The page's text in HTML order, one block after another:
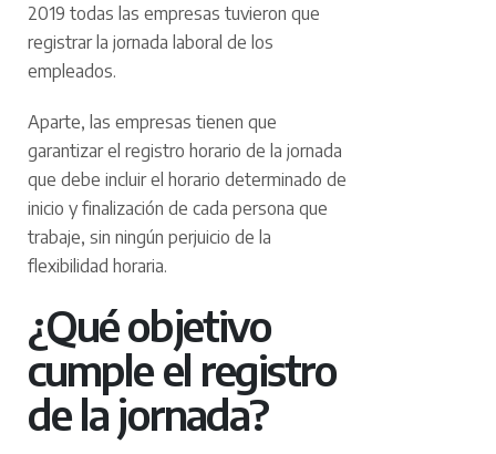
2019 todas las empresas tuvieron que
registrar la jornada laboral de los
empleados.
Aparte, las empresas tienen que
garantizar el registro horario de la jornada
que debe incluir el horario determinado de
inicio y finalización de cada persona que
trabaje, sin ningún perjuicio de la
flexibilidad horaria.
¿Qué objetivo
cumple el registro
de la jornada?